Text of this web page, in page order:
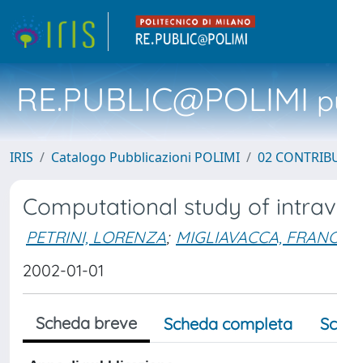
RE.PUBLIC@POLIMI
IRIS Catalogo Pubblicazioni POLIMI 02
Computational study of
PETRINI, LORENZA; MIGLIAVACCA,
2002-01-01
Scheda breve Scheda completa